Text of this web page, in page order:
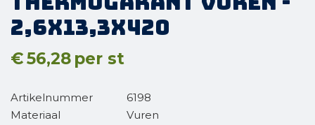
2,6x13,3x420
€56,28 per st
Artikelnummer
6198
Materiaal
Vuren